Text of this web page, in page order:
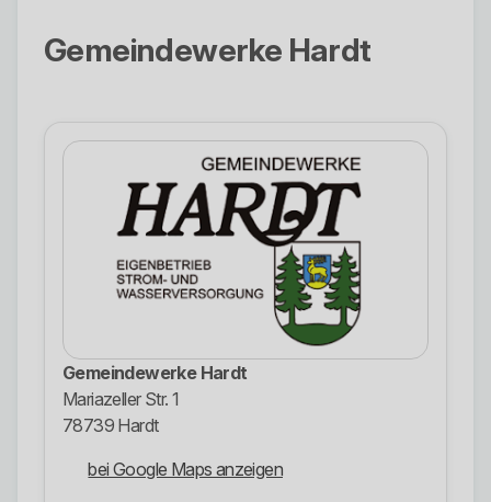
Gemeindewerke Hardt
Gemeindewerke Hardt
Mariazeller Str. 1
78739 Hardt
bei Google Maps anzeigen